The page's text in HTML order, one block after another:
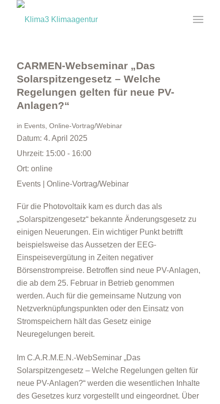
CARMEN-Webseminar „Das
Solarspitzengesetz – Welche
Regelungen gelten für neue PV-
Anlagen?“
in Events, Online-Vortrag/Webinar
Datum: 4. April 2025
Uhrzeit: 15:00 - 16:00
Ort: online
Events | Online-Vortrag/Webinar
Für die Photovoltaik kam es durch das als
„Solarspitzengesetz“ bekannte Änderungsgesetz zu
einigen Neuerungen. Ein wichtiger Punkt betrifft
beispielsweise das Aussetzen der EEG-
Einspeisevergütung in Zeiten negativer
Börsenstrompreise. Betroffen sind neue PV-Anlagen,
die ab dem 25. Februar in Betrieb genommen
werden. Auch für die gemeinsame Nutzung von
Netzverknüpfungspunkten oder den Einsatz von
Stromspeichern hält das Gesetz einige
Neuregelungen bereit.
Im C.A.R.M.E.N.-WebSeminar „Das
Solarspitzengesetz – Welche Regelungen gelten für
neue PV-Anlagen?“ werden die wesentlichen Inhalte
des Gesetzes kurz vorgestellt und eingeordnet. Über